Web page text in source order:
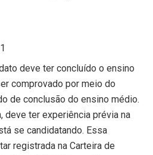
1
deve ter concluído o ensino
comprovado por meio do
de conclusão do ensino médio.
deve ter experiência prévia na
se candidatando. Essa
registrada na Carteira de